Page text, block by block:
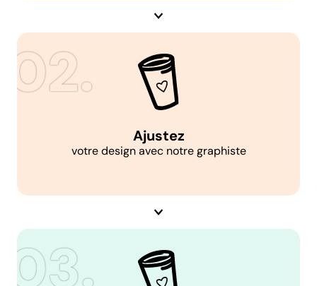
Ajustez
votre design avec notre graphiste